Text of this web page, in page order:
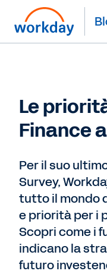
Le
Finance
Per il suo
Survey,
tutto il mondo
e priorità per i
Scopri come i
indicano la
futuro